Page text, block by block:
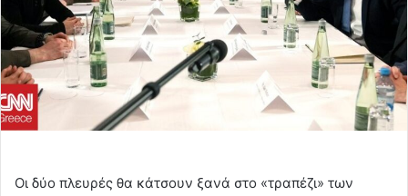
Οι δύο πλευρές θα κάτσουν ξανά στο «τραπέζι» των